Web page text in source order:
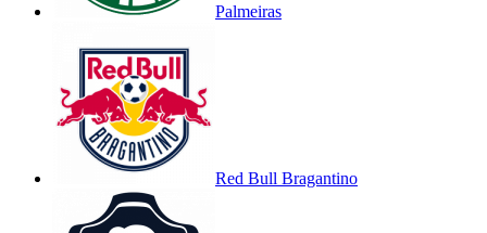
Palmeiras
Red Bull Bragantino